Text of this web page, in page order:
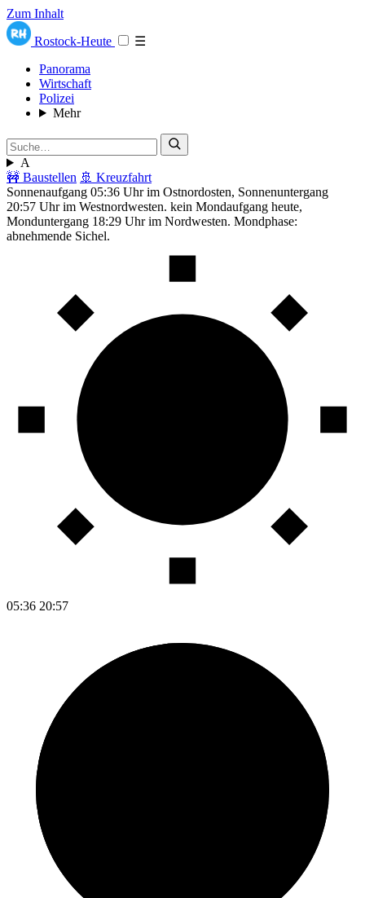
Zum Inhalt
Rostock-Heute
☰
Panorama
Wirtschaft
Polizei
Mehr
A
🚧 Baustellen 🚢 Kreuzfahrt
Sonnenaufgang 05:36 Uhr im Ostnordosten, Sonnenuntergang
20:57 Uhr im Westnordwesten. kein Mondaufgang heute,
Monduntergang 18:29 Uhr im Nordwesten. Mondphase:
abnehmende Sichel.
05:36 20:57